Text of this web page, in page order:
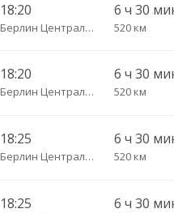
18:20
Берлин Центральный АВ
6 ч 30
520 км
18:20
Берлин Центральный АВ
6 ч 30
520 км
18:25
Берлин Центральный АВ
6 ч 30
520 км
18:25 6 ч 30